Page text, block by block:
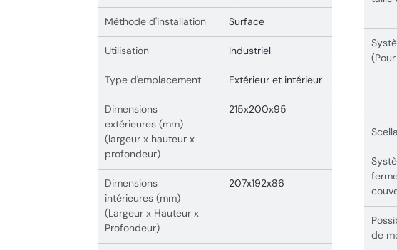
Méthode d'installation Surface
Utilisation Industriel
Type d'emplacement Extérieur et intérieur
Dimensions
extérieures (mm)
(largeur x hauteur x
profondeur)
215x200x95
Dimensions
intérieures (mm)
(Largeur x Hauteur x
Profondeur)
207x192x86
de